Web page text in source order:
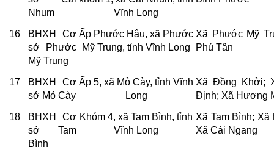
Nhum
Vĩnh Long
16
BHXH Cơ
sở Phước
Mỹ Trung
Ấp Phước Hậu, xã Phước
Mỹ Trung, tỉnh Vĩnh Long
Xã Phước Mỹ
Phú Tân
17
BHXH Cơ
sở Mỏ Cày
Ấp 5, xã Mỏ Cày, tỉnh Vĩnh
Long
Xã Đồng Khởi;
Định; Xã Hương
18
BHXH Cơ
sở Tam
Bình
Khóm 4, xã Tam Bình, tỉnh
Vĩnh Long
Xã Tam Bình;
Xã Cái Ngang